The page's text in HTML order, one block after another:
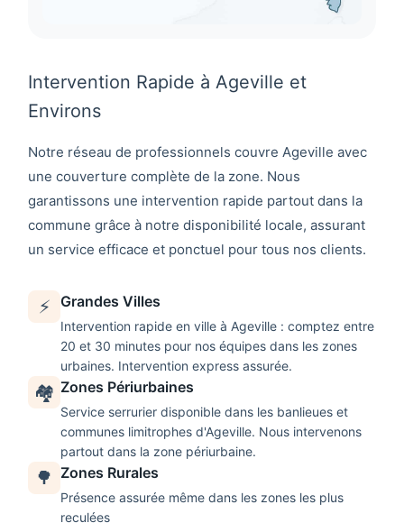
Intervention Rapide à Ageville et
Environs
Notre réseau de professionnels couvre Ageville avec
une couverture complète de la zone. Nous
garantissons une intervention rapide partout dans la
commune grâce à notre disponibilité locale, assurant
un service efficace et ponctuel pour tous nos clients.
⚡ Grandes Villes
Intervention rapide en ville à Ageville : comptez entre
20 et 30 minutes pour nos équipes dans les zones
urbaines. Intervention express assurée.
🏘️ Zones Périurbaines
Service serrurier disponible dans les banlieues et
communes limitrophes d'Ageville. Nous intervenons
partout dans la zone périurbaine.
🌳 Zones Rurales
Présence assurée même dans les zones les plus
reculées